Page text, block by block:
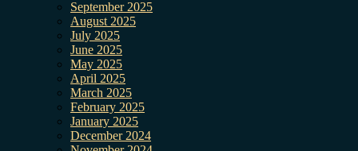
September 2025
August 2025
July 2025
June 2025
May 2025
April 2025
March 2025
February 2025
January 2025
December 2024